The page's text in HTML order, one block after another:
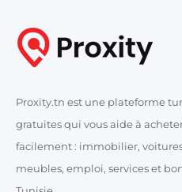
Proxity.tn est une plateforme
facilement : immobilier,
meubles, emploi, services et
Tunisie.
Informations et